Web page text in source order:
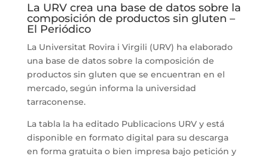
La URV crea una base de datos sobre la
composición de productos sin gluten –
El Periódico
La Universitat Rovira i Virgili (URV) ha elaborado
una base de datos sobre la composición de
productos sin gluten que se encuentran en el
mercado, según informa la universidad
tarraconense.
La tabla la ha editado Publicacions URV y está
disponible en formato digital para su descarga
en forma gratuita o bien impresa bajo petición y